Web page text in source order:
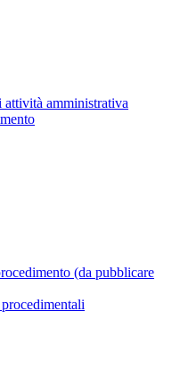
attività amministrativa
(da pubblicare